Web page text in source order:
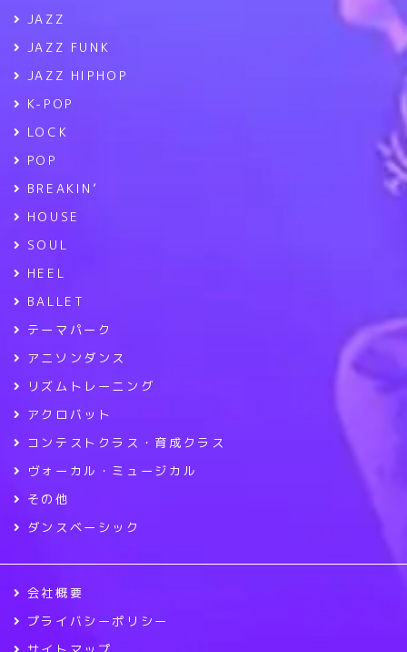
JAZZ
JAZZ FUNK
JAZZ HIPHOP
K-POP
LOCK
POP
BREAKIN’
HOUSE
SOUL
HEEL
BALLET
テーマパーク
アニソンダンス
リズムトレーニング
アクロバット
コンテストクラス・育成クラス
ヴォーカル・ミュージカル
その他
ダンスベーシック
会社概要
プライバシーポリシー